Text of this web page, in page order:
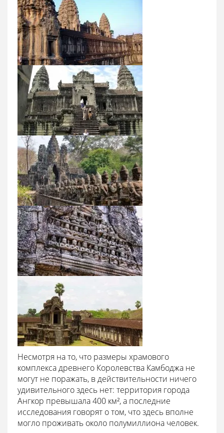
Несмотря на то, что размеры храмового
комплекса древнего Королевства Камбоджа не
могут не поражать, в действительности ничего
удивительного здесь нет: территория города
Ангкор превышала 400 км², а последние
исследования говорят о том, что здесь вполне
могло проживать около полумиллиона человек.